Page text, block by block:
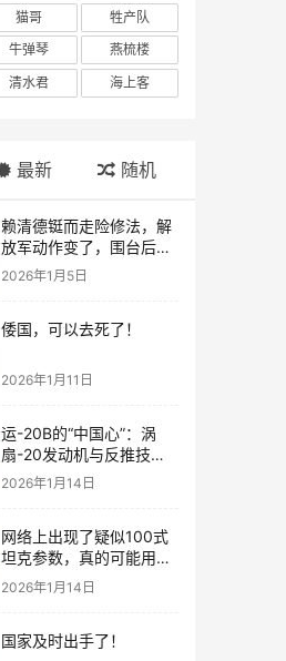
猫哥
牲产队
牛弹琴
燕梳楼
清水君 海上客
最新 随机
赖清德铤而走险修法，解
放军动作变了，围台后的
“真正杀招”曝光
2026年1月5日
倭国，可以去死了！
2026年1月11日
运-20B的“中国心”：涡
扇-20发动机与反推技术
大突破！
2026年1月14日
网络上出现了疑似100式
坦克参数，真的可能用了
钛合金装甲！
2026年1月14日
国家及时出手了！